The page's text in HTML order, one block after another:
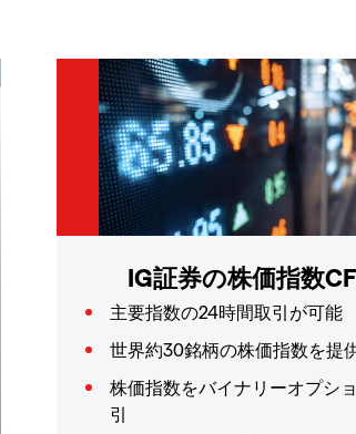
IG証券の株価指数
主要指数の24時間取引が可能
世界約30銘柄の株価指数を提
株価指数をバイナリーオプシ
引